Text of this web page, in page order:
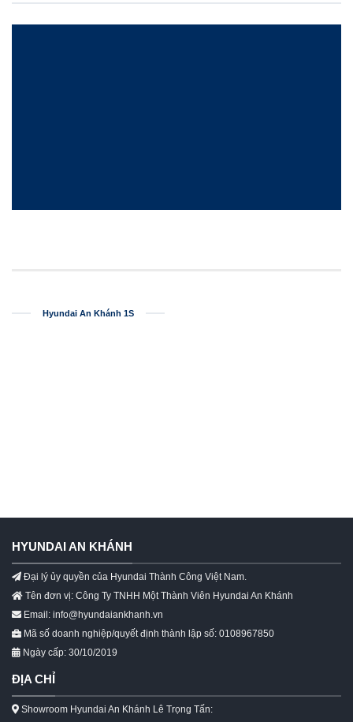
Hyundai An Khánh 1S
HYUNDAI AN KHÁNH
Đại lý ủy quyền của Hyundai Thành Công Việt Nam.
Tên đơn vị: Công Ty TNHH Một Thành Viên Hyundai An Khánh
Email: info@hyundaiankhanh.vn
Mã số doanh nghiệp/quyết định thành lập số: 0108967850
Ngày cấp: 30/10/2019
ĐỊA CHỈ
Showroom Hyundai An Khánh Lê Trọng Tấn: